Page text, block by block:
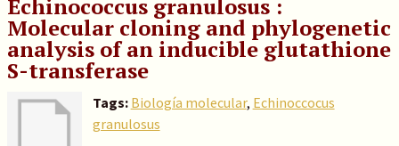
Echinococcus granulosus :
Molecular cloning and phylogenetic
analysis of an inducible glutathione
S-transferase
Tags: Biología molecular, Echinoccocus
granulosus